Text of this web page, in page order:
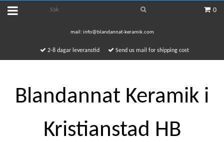
0
mail: info@blandannat-keramik.com
2-8 dagar leveranstid Send us mail for shipping cost
Blandannat Keramik i
Kristianstad HB